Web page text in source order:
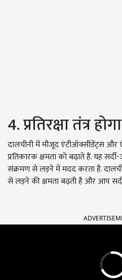
4. प्रतिरक्षा तंत्र
दालचीनी में मौजूद एंटीऑक्सीडेंट्स और
प्रतिकारक क्षमता को बढ़ाते हैं. यह
संक्रमण से लड़ने में मदद करता है.
से लड़ने की क्षमता बढ़ती है और आप